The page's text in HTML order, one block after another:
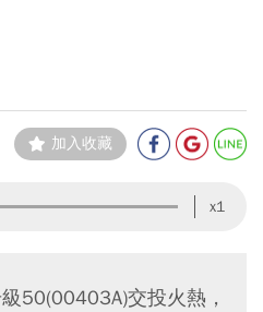
加入收藏
x1
50(00403A)交投火熱，